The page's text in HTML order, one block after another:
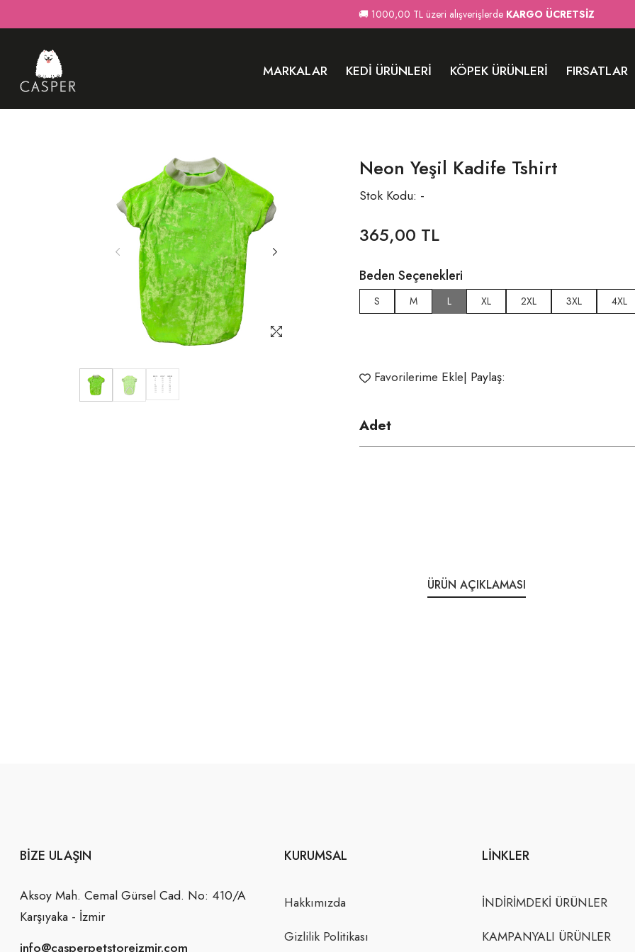
🚚 1000,00 TL üzeri alışverişlerde KARGO ÜCRETSİZ
MARKALAR KEDI ÜRÜNLERI KÖPEK ÜRÜNLERI FIRSATLAR
Neon Yeşil Kadife Tshirt
Stok Kodu: -
365,00 TL
Beden Seçenekleri
S M L XL 2XL 3XL 4XL
Favorilerime Ekle| Paylaş:
Adet
ÜRÜN AÇIKLAMASI
BIZE ULAŞIN
Aksoy Mah. Cemal Gürsel Cad. No: 410/A
Karşıyaka - İzmir
info@casperpetstoreizmir.com
KURUMSAL
Hakkımızda
Gizlilik Politikası
LINKLER
İNDİRİMDEKİ ÜRÜNLER
KAMPANYALI ÜRÜNLER